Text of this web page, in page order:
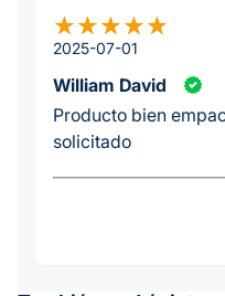
2025-07-01
William David
Producto bien
solicitado